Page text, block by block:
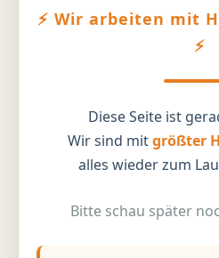
⚡ Wir arbeiten mit
⚡
Diese Seite ist
Wir sind mitgrößter
alles wieder zum
Bitte schau später